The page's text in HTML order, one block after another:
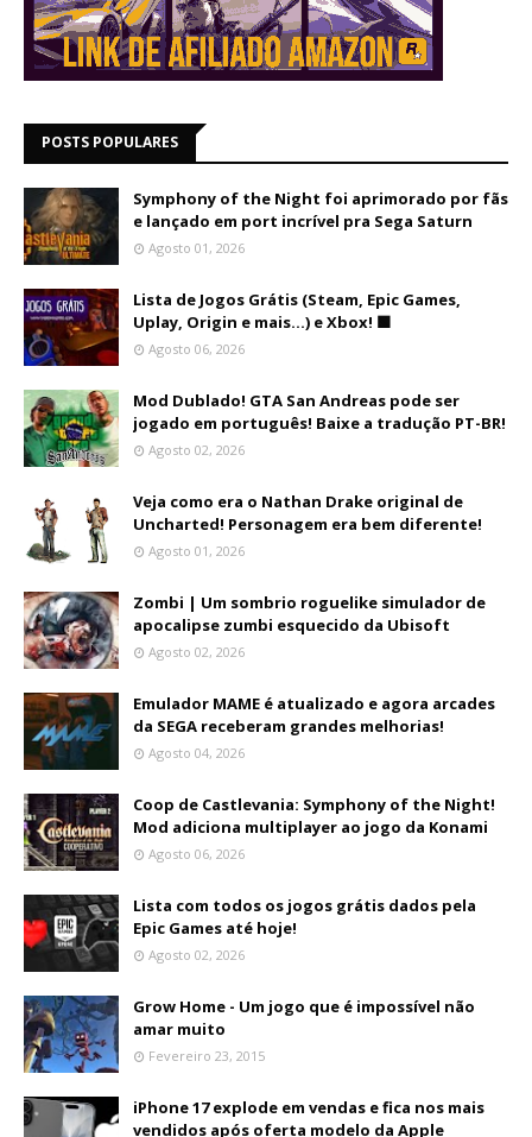
POSTS POPULARES
Symphony of the Night foi aprimorado por fãs
e lançado em port incrível pra Sega Saturn
Agosto 01, 2026
Lista de Jogos Grátis (Steam, Epic Games,
Uplay, Origin e mais...) e Xbox! 🟩
Agosto 06, 2026
Mod Dublado! GTA San Andreas pode ser
jogado em português! Baixe a tradução PT-BR!
Agosto 02, 2026
Veja como era o Nathan Drake original de
Uncharted! Personagem era bem diferente!
Agosto 01, 2026
Zombi | Um sombrio roguelike simulador de
apocalipse zumbi esquecido da Ubisoft
Agosto 02, 2026
Emulador MAME é atualizado e agora arcades
da SEGA receberam grandes melhorias!
Agosto 04, 2026
Coop de Castlevania: Symphony of the Night!
Mod adiciona multiplayer ao jogo da Konami
Agosto 06, 2026
Lista com todos os jogos grátis dados pela
Epic Games até hoje!
Agosto 02, 2026
Grow Home - Um jogo que é impossível não
amar muito
Fevereiro 23, 2015
iPhone 17 explode em vendas e fica nos mais
vendidos após oferta modelo da Apple